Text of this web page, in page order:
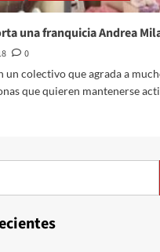
una franquicia Andrea
0
un colectivo que agrada a
que quieren mantenerse